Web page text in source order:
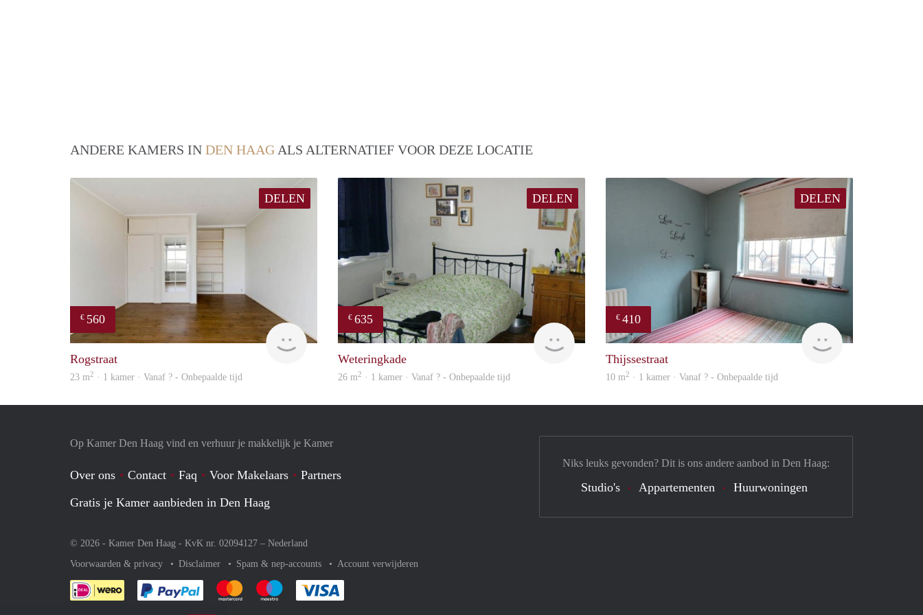
ANDERE KAMERS IN DEN HAAG ALS ALTERNATIEF VOOR DEZE LOCATIE
DELEN
€ 560
Rogstraat
23 m2 · 1 kamer · Vanaf ? - Onbepaalde tijd
DELEN
€ 635
Weteringkade
26 m2 · 1 kamer · Vanaf ? - Onbepaalde tijd
DELEN
€ 410
Thijssestraat
10 m2 · 1 kamer · Vanaf ? - Onbepaalde tijd
Op Kamer Den Haag vind en verhuur je makkelijk je Kamer
Over ons Contact Faq Voor Makelaars
Partners
Gratis je Kamer aanbieden in Den Haag
© 2026 - Kamer Den Haag - KvK nr. 02094127 – Nederland
Voorwaarden & privacy
Disclaimer Spam & nep-accounts Account verwijderen
Je rekent gemakkelijk af met Paypal
Je rekent gemakkelijk af met Mastercard
Je rekent gemakkelijk af met Meastro
Niks leuks gevonden? Dit is ons andere aanbod in Den Haag:
Studio's Appartementen Huurwoningen